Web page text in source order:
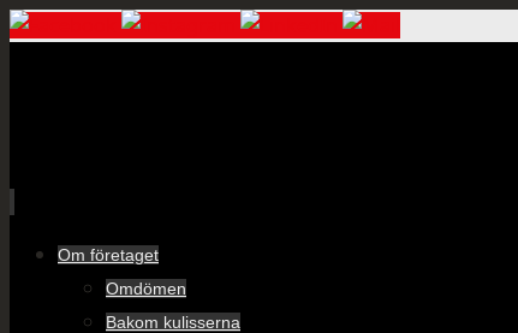
Skip
Om företaget
Omdömen
Bakom kulisserna